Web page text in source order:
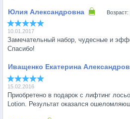
Возраст:
10.01.2017
Замечательный набор, чудесные и
Спасибо!
15.02.2016
Приобретено в подарок с лифтинг
Lotion. Результат оказался